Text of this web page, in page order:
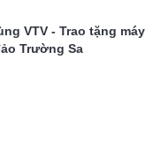
VTV - Trao tặng máy
Trường Sa